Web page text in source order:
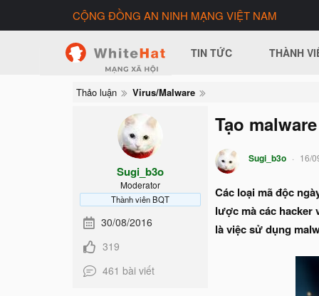
CỘNG ĐỒNG AN NINH MẠNG VIỆT NAM
TIN TỨC THÀNH
Thảo luận Virus/Malware
Sugi_b3o
Moderator
Thành viên BQT
30/08/2016
319
461 bài viết
Tạo
Sugi_b3o 16/
Các loại mã độc
lược mà các hacker
là việc sử dụng